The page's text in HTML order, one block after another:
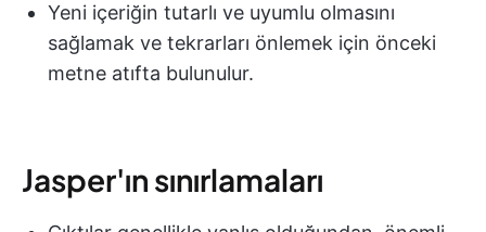
Yeni içeriğin tutarlı ve uyumlu olmasını
sağlamak ve tekrarları önlemek için önceki
metne atıfta bulunulur.
Jasper'ın sınırlamaları